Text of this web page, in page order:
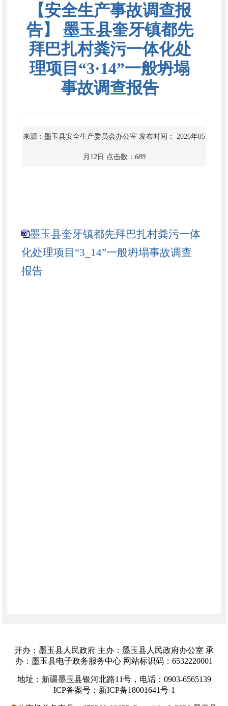
【安全生产事故调查报
告】 墨玉县奎牙镇都先
拜巴扎村粪污一体化处
理项目“3·14”一般坍塌
事故调查报告
来源：墨玉县安全生产委员会办公室 发布时间： 2026年05
月12日 点击数： 689
墨玉县奎牙镇都先拜巴扎村粪污一体
化处理项目“3_14”一般坍塌事故调查
报告
开办：墨玉县人民政府 主办：墨玉县人民政府办公室 承
办：墨玉县电子政务服务中心 网站标识码：6532220001
地址：新疆墨玉县银河北路11号，电话：0903-6565139
ICP备案号：新ICP备18001641号-1